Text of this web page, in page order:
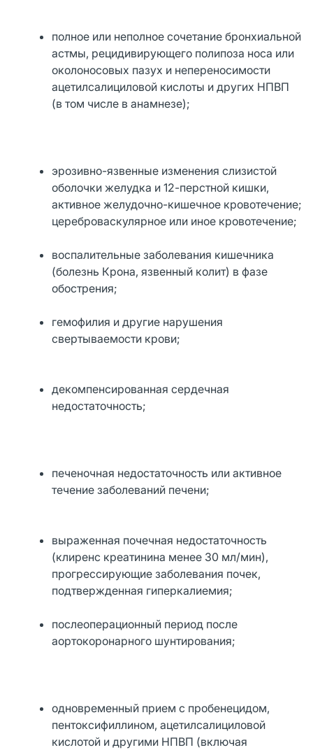
полное или неполное сочетание бронхиальной
астмы, рецидивирующего полипоза носа или
околоносовых пазух и непереносимости
ацетилсалициловой кислоты и других НПВП
(в том числе в анамнезе);
эрозивно-язвенные изменения слизистой
оболочки желудка и 12-перстной кишки,
активное желудочно-кишечное кровотечение;
цереброваскулярное или иное кровотечение;
воспалительные заболевания кишечника
(болезнь Крона, язвенный колит) в фазе
обострения;
гемофилия и другие нарушения
свертываемости крови;
декомпенсированная сердечная
недостаточность;
печеночная недостаточность или активное
течение заболеваний печени;
выраженная почечная недостаточность
(клиренс креатинина менее 30 мл/мин),
прогрессирующие заболевания почек,
подтвержденная гиперкалиемия;
послеоперационный период после
аортокоронарного шунтирования;
одновременный прием с пробенецидом,
пентоксифиллином, ацетилсалициловой
кислотой и другими НПВП (включая